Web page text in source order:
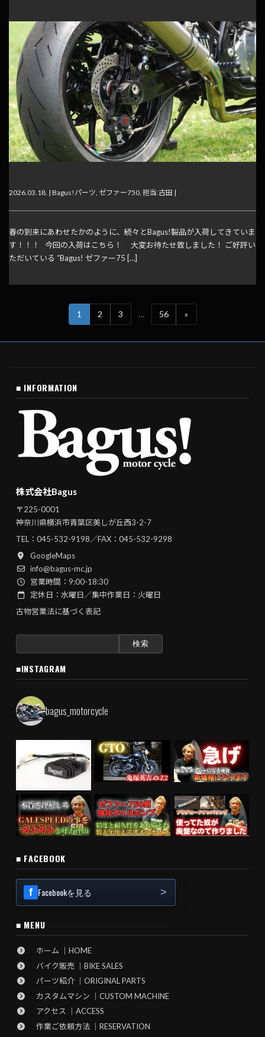
2026.03.18. | Bagus!パーツ ゼファー750 担当:古田 |
春の到来にあわせたかのように、続々とBagus!製品が入荷してきていま
す！！！ 今回の入荷はこちら！ 大変お待たせ致しました！ ご好評い
ただいている “Bagus! ゼファー75 […]
1 2 3 … 56 »
■ INFORMATION
株式会社Bagus
〒225-0001
神奈川県横浜市青葉区美しが丘西3-2-7
TEL： 045-532-9198／FAX：045-532-9298
GoogleMaps
info@bagus-mc.jp
営業時間：9:00-18:30
定休日：水曜日／集中作業日：火曜日
古物営業法に基づく表記
検
■INSTAGRAM
bagus_motorcycle
■ FACEBOOK
Facebookを見る
■ MENU
ホーム ｜HOME
バイク販売 ｜BIKE SALES
パーツ紹介 ｜ORIGINAL PARTS
カスタムマシン ｜CUSTOM MACHINE
アクセス ｜ACCESS
作業ご依頼方法 ｜RESERVATION